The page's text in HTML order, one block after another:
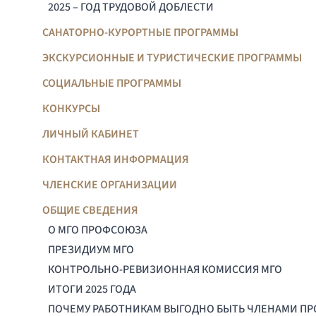
2025 – ГОД ТРУДОВОЙ ДОБЛЕСТИ
САНАТОРНО-КУРОРТНЫЕ ПРОГРАММЫ
ЭКСКУРСИОННЫЕ И ТУРИСТИЧЕСКИЕ ПРОГРАММЫ
СОЦИАЛЬНЫЕ ПРОГРАММЫ
КОНКУРСЫ
ЛИЧНЫЙ КАБИНЕТ
КОНТАКТНАЯ ИНФОРМАЦИЯ
ЧЛЕНСКИЕ ОРГАНИЗАЦИИ
ОБЩИЕ СВЕДЕНИЯ
О МГО ПРОФСОЮЗА
ПРЕЗИДИУМ МГО
КОНТРОЛЬНО-РЕВИЗИОННАЯ КОМИССИЯ МГО
ИТОГИ 2025 ГОДА
ПОЧЕМУ РАБОТНИКАМ ВЫГОДНО БЫТЬ ЧЛЕНАМИ